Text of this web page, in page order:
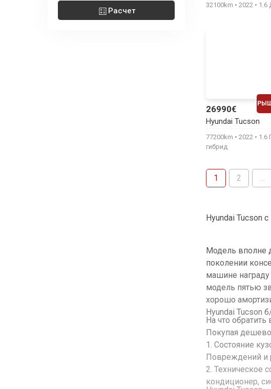
Расчет
32100km 2022 1.6
26990€
Hyundai Tucson
77200km 2022
1.6
гибрид
1 2
Hyundai Tucson
Модель вполне
поколении
машине
модель пятью
хорошо
Hyundai Tucson
На что
Покупая
1. Состояние
Повреждений и
2. Техническое
кондиционер,